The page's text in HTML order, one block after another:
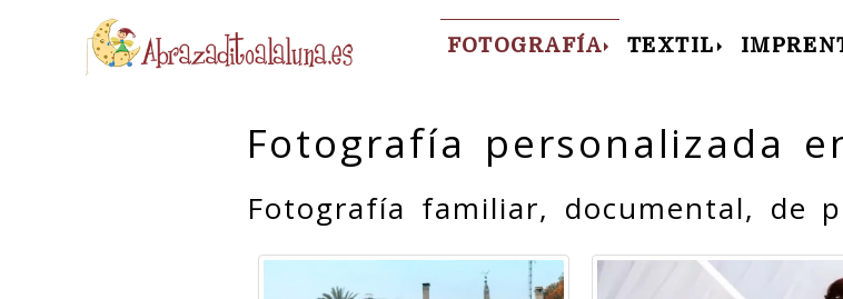
FOTOGRAFÍA TEXTIL
Fotografía personalizada
Fotografía familiar, documental, de